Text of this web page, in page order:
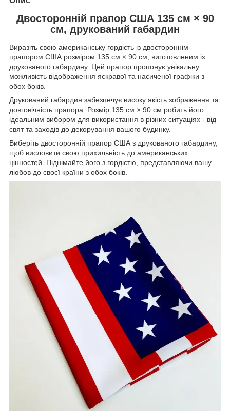
Двосторонній прапор США 135 см × 90
см, друкований габардин
Виразіть свою американську гордість із двостороннім
прапором США розміром 135 см × 90 см, виготовленим із
друкованого габардину. Цей прапор пропонує унікальну
можливість відображення яскравої та насиченої графіки з
обох боків.
Друкований габардин забезпечує високу якість зображення та
довговічність прапора. Розмір 135 см × 90 см робить його
ідеальним вибором для використання в різних ситуаціях - від
свят та заходів до декорування вашого будинку.
Виберіть двосторонній прапор США з друкованого габардину,
щоб висловити свою прихильність до американських
цінностей. Піднімайте його з гордістю, представляючи вашу
любов до своєї країни з обох боків.